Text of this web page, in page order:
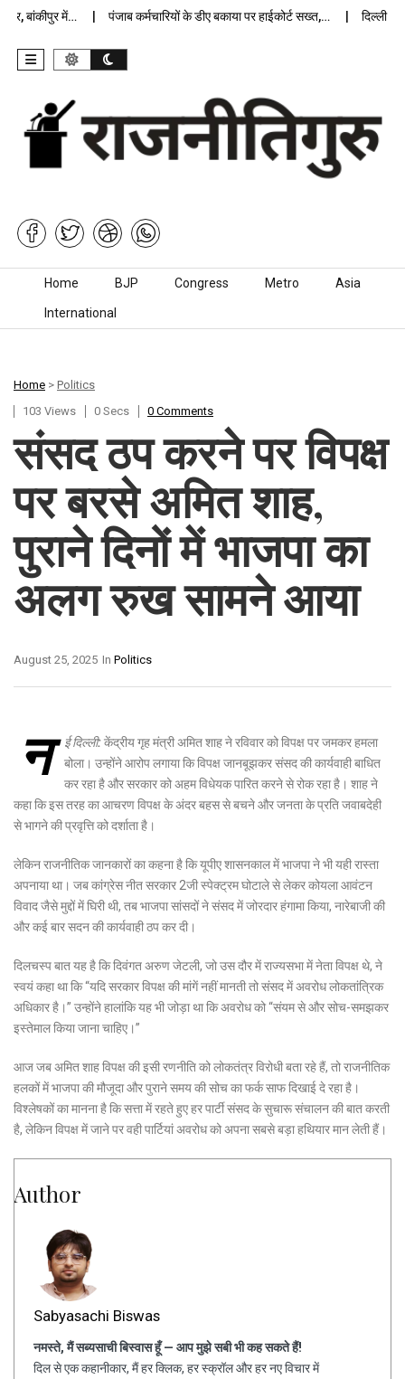
बांकीपुर में… पंजाब कर्मचारियों के डीए बकाया पर हाईकोर्ट सख्त,… दिल्ली
Skip to content
Home BJP Congress Metro Asia
International
Home > Politics
103 Views
0 Secs 0 Comments
संसद ठप करने पर विपक्ष
पर बरसे अमित शाह,
पुराने दिनों में भाजपा का
अलग रुख सामने आया
In Politics
August 25, 2025
न ई दिल्ली:केंद्रीय गृह मंत्री अमित शाह ने रविवार को विपक्ष पर जमकर हमला
बोला। उन्होंने आरोप लगाया कि विपक्ष जानबूझकर संसद की कार्यवाही बाधित
कर रहा है और सरकार को अहम विधेयक पारित करने से रोक रहा है। शाह ने
कहा कि इस तरह का आचरण विपक्ष के अंदर बहस से बचने और जनता के प्रति जवाबदेही
से भागने की प्रवृत्ति को दर्शाता है।
लेकिन राजनीतिक जानकारों का कहना है कि यूपीए शासनकाल में भाजपा ने भी यही रास्ता
अपनाया था। जब कांग्रेस नीत सरकार 2जी स्पेक्ट्रम घोटाले से लेकर कोयला आवंटन
विवाद जैसे मुद्दों में घिरी थी, तब भाजपा सांसदों ने संसद में जोरदार हंगामा किया, नारेबाजी की
और कई बार सदन की कार्यवाही ठप कर दी।
दिलचस्प बात यह है कि दिवंगत अरुण जेटली, जो उस दौर में राज्यसभा में नेता विपक्ष थे, ने
स्वयं कहा था कि “यदि सरकार विपक्ष की मांगें नहीं मानती तो संसद में अवरोध लोकतांत्रिक
अधिकार है।” उन्होंने हालांकि यह भी जोड़ा था कि अवरोध को “संयम से और सोच-समझकर
इस्तेमाल किया जाना चाहिए।”
आज जब अमित शाह विपक्ष की इसी रणनीति को लोकतंत्र विरोधी बता रहे हैं, तो राजनीतिक
हलकों में भाजपा की मौजूदा और पुराने समय की सोच का फर्क साफ दिखाई दे रहा है।
विश्लेषकों का मानना है कि सत्ता में रहते हुए हर पार्टी संसद के सुचारू संचालन की बात करती
है, लेकिन विपक्ष में जाने पर वही पार्टियां अवरोध को अपना सबसे बड़ा हथियार मान लेती हैं।
Author
Sabyasachi Biswas
नमस्ते, मैं सब्यसाची बिस्वास हूँ — आप मुझे सबी भी कह सकते हैं!
दिल से एक कहानीकार, मैं हर क्लिक, हर स्क्रॉल और हर नए विचार में